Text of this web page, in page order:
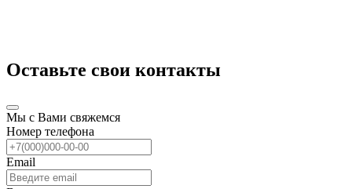
Оставьте свои контакты
Мы с Вами свяжемся
Номер телефона
Email